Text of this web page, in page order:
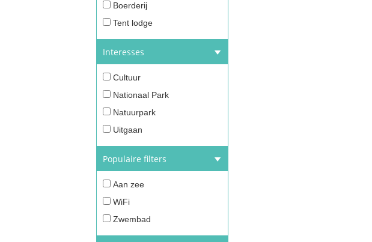
Boerderij
Tent lodge
Interesses
Cultuur
Nationaal Park
Natuurpark
Uitgaan
Populaire filters
Aan zee
WiFi
Zwembad